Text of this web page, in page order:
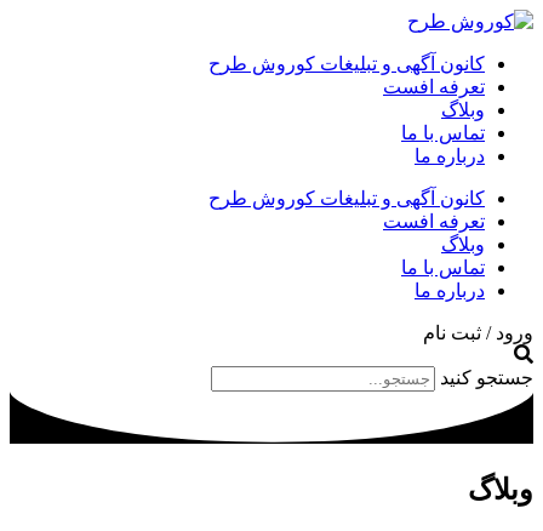
کانون آگهی و تبلیغات کوروش طرح
تعرفه افست
وبلاگ
تماس با ما
درباره ما
کانون آگهی و تبلیغات کوروش طرح
تعرفه افست
وبلاگ
تماس با ما
درباره ما
ورود / ثبت نام
جستجو کنید
وبلاگ